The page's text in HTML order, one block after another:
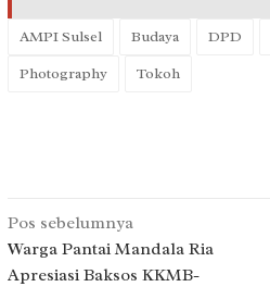
AMPI Sulsel Budaya DPD
Photography
Tokoh
Navigasi
pos
Pos sebelumnya
Warga Pantai Mandala Ria
Apresiasi Baksos KKMB-